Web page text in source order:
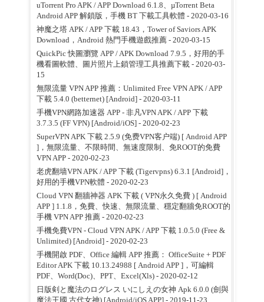
uTorrent Pro APK / APP Download 6.1.8、µTorrent Beta
Android APP 解鎖版，手機 BT 下載工具軟體 - 2020-03-16
神魔之塔 APK / APP 下載 18.43，Tower of Saviors APK
Download，Android 熱門手機遊戲推薦- 2020-03-15
QuickPic 快圖瀏覽 APP / APK Download 7.9.5，好用的手
機看圖軟體、圖片照片上鎖管理工具推薦下載- 2020-03-
15
無限流量 VPN APP 推薦：Unlimited Free VPN APK / APP
下載 5.4.0 (betternet) [Android]- 2020-03-11
手機VPN網路加速器 APP - 非凡VPN APK / APP 下載
3.7.3.5 (FF VPN) [Android/iOS]- 2020-02-23
SuperVPN APK 下載 2.5.9 (免费VPN客户端) [ Android APP
]，無限流量、不限時間、無速度限制、免ROOT的免費
VPN APP- 2020-02-23
老虎翻墙VPN APK / APP 下載 (Tigervpns) 6.3.1 [Android]，
好用的手機VPN軟體 - 2020-02-23
Cloud VPN 翻牆神器 APK 下載 ( VPN永久免費 ) [ Android
APP ] 1.1.8，免費、快速、無限流量、穩定翻牆免ROOT的
手機 VPN APP 推薦- 2020-02-23
手機免費VPN - Cloud VPN APK / APP 下載 1.0.5.0 (Free &
Unlimited) [Android]- 2020-02-23
手機開啟 PDF、Office 編輯 APP 推薦： OfficeSuite + PDF
Editor APK 下載 10.13.24988 [ Android APP ]，可編輯
PDF、Word(Doc)、PPT、Excel(Xls)- 2020-02-12
日版剣と魔法のログレス いにしえの女神 Apk 6.0.0 (劍與
魔法王國 古代女神) [Android/iOS APP]- 2019-11-23